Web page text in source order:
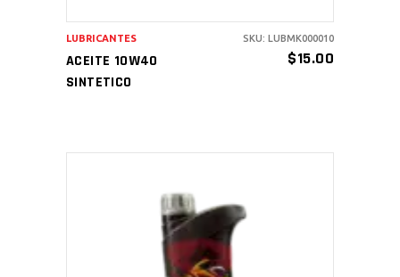
ACEITE 10W40
SINTETICO
$15.00
LUBRICANTES SKU: LUBMK000010